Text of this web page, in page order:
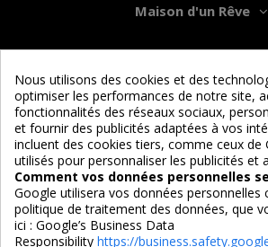
Maison d'un Rêve
Informations
Services
Nous suivre
Nous utilisons des cookies et des
optimiser les performances de notre site,
fonctionnalités des réseaux sociaux,
et fournir des publicités adaptées à vos
incluent des cookies tiers, comme ceux de
utilisés pour personnaliser les publicités et
Comment vos données personnelles
Google utilisera vos données
politique de traitement des données, que
ici : Google’s Business Data
Responsibility https://